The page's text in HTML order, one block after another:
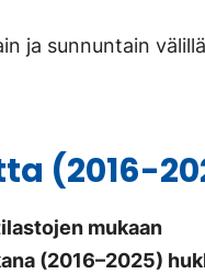
ja sunnuntain välillä
(2016-
mukaan
(2016–2025)